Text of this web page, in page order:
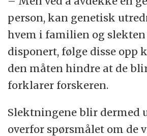
person, kan genetisk
hvem i familien og slekten
disponert, følge disse opp
den måten hindre at de
forklarer forskeren.
Slektningene blir
overfor spørsmålet om de